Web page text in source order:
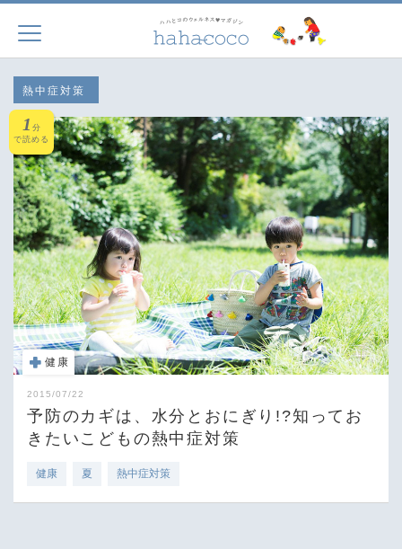
熱中症対策
健康
1 分
で読める
2015/07/22
予防のカギは、水分とおにぎり!?知ってお
きたいこどもの熱中症対策
健康 夏 熱中症対策